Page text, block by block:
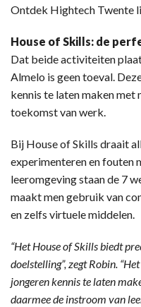
Ontdek Hightech Twente
House of Skills: de
Dat beide activiteiten
Almelo is geen toeval.
kennis te laten maken met
toekomst van werk.
Bij House of Skills draait
experimenteren en fouten
leeromgeving staan de 7
maakt men gebruik van
en zelfs virtuele middelen.
“Het House of Skills biedt
doelstelling”, zegt Robin.
jongeren kennis te laten
daarmee de instroom van